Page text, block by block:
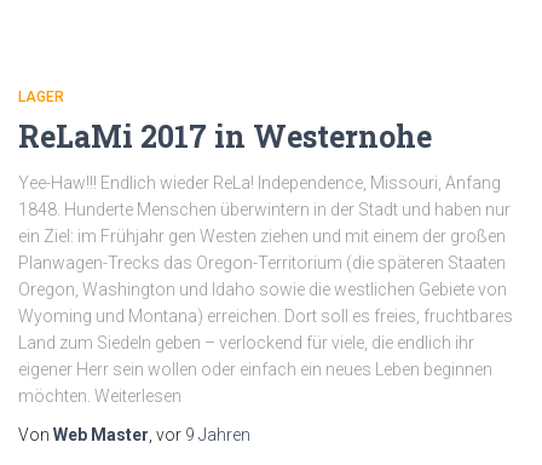
LAGER
ReLaMi 2017 in Westernohe
Yee-Haw!!! Endlich wieder ReLa! Independence, Missouri, Anfang
1848. Hunderte Menschen überwintern in der Stadt und haben nur
ein Ziel: im Frühjahr gen Westen ziehen und mit einem der großen
Planwagen-Trecks das Oregon-Territorium (die späteren Staaten
Oregon, Washington und Idaho sowie die westlichen Gebiete von
Wyoming und Montana) erreichen. Dort soll es freies, fruchtbares
Land zum Siedeln geben – verlockend für viele, die endlich ihr
eigener Herr sein wollen oder einfach ein neues Leben beginnen
möchten. Weiterlesen
Von Web Master , vor 9 Jahren